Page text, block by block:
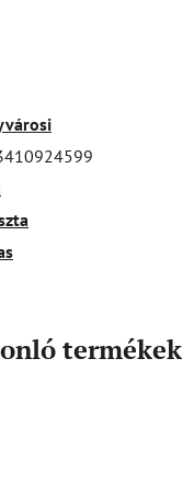
termékek